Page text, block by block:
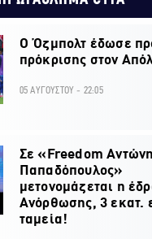
Ο Όζμπολτ έδωσε
πρόκρισης στον
05 ΑΥΓΟΥΣΤΟΥ - 22:05
Σε «Freedom
Παπαδόπουλος»
μετονομάζεται η
Ανόρθωσης, 3 εκατ.
ταμεία!